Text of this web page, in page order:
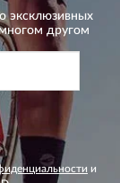
эксклюзивных
другом
и